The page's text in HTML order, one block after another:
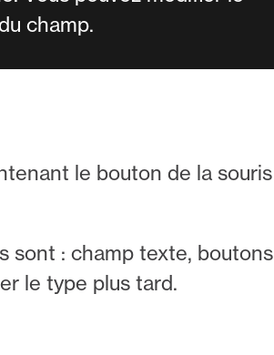
champ.
le bouton de la souris
sont : champ texte, boutons
le type plus tard.